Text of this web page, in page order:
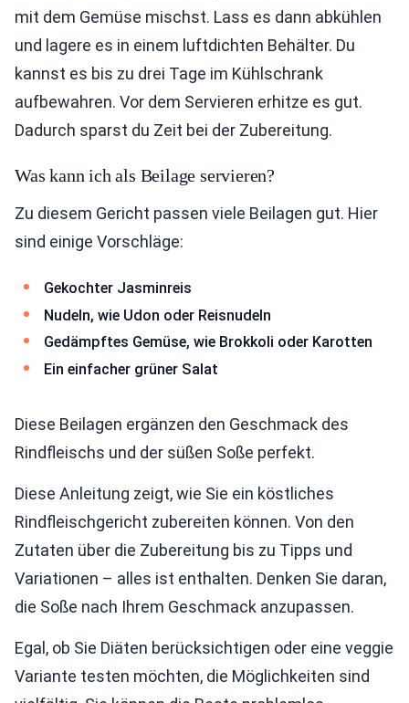
mit dem Gemüse mischst. Lass es dann abkühlen
und lagere es in einem luftdichten Behälter. Du
kannst es bis zu drei Tage im Kühlschrank
aufbewahren. Vor dem Servieren erhitze es gut.
Dadurch sparst du Zeit bei der Zubereitung.
Was kann ich als Beilage servieren?
Zu diesem Gericht passen viele Beilagen gut. Hier
sind einige Vorschläge:
Gekochter Jasminreis
Nudeln, wie Udon oder Reisnudeln
Gedämpftes Gemüse, wie Brokkoli oder Karotten
Ein einfacher grüner Salat
Diese Beilagen ergänzen den Geschmack des
Rindfleischs und der süßen Soße perfekt.
Diese Anleitung zeigt, wie Sie ein köstliches
Rindfleischgericht zubereiten können. Von den
Zutaten über die Zubereitung bis zu Tipps und
Variationen – alles ist enthalten. Denken Sie daran,
die Soße nach Ihrem Geschmack anzupassen.
Egal, ob Sie Diäten berücksichtigen oder eine veggie
Variante testen möchten, die Möglichkeiten sind